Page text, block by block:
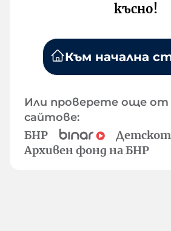
късно!
Към начална
Или проверете още
сайтове:
БНР
Архивен фонд на БНР